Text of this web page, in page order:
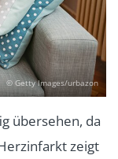
© Getty Images/urbazon
übersehen, da
zeigt